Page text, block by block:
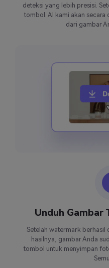
deteksi yang lebih presisi.
tombol. AI kami akan
dari gambar
Unduh Gambar
Setelah watermark berhasil
hasilnya, gambar Anda
tombol untuk menyimpan